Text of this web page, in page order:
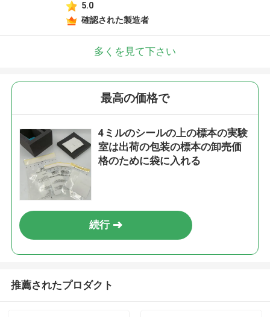
5.0
確認された製造者
多くを見て下さい
最高の価格で
4ミルのシールの上の標本の実験
室は出荷の包装の標本の卸売価
格のために袋に入れる
続行
推薦されたプロダクト